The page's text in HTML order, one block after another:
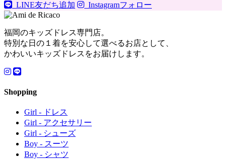
LINE友だち追加 Instagramフォロー
福岡のキッズドレス専門店。
特別な日の１着を安心して選べるお店として、
かわいいキッズドレスをお届けします。
Shopping
Girl - ドレス
Girl - アクセサリー
Girl - シューズ
Boy - スーツ
Boy - シャツ